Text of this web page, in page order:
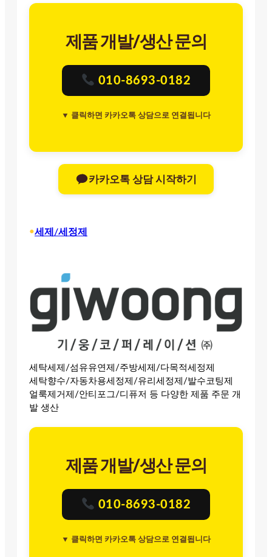
제품 개발/생산 문의
010-8693-0182
▼ 클릭하면 카카오톡 상담으로 연결됩니다
카카오톡 상담 시작하기
•세제/세정제
세탁세제/섬유유연제/주방세제/다목적세정제
세탁향수/자동차용세정제/유리세정제/발수코팅제
얼룩제거제/안티포그/디퓨저 등 다양한 제품 주문 개
발 생산
제품 개발/생산 문의
010-8693-0182
▼ 클릭하면 카카오톡 상담으로 연결됩니다